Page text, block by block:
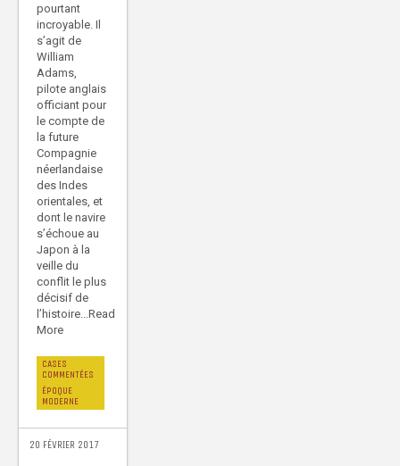
pourtant
incroyable. Il
s’agit de
William
Adams,
pilote anglais
officiant pour
le compte de
la future
Compagnie
néerlandaise
des Indes
orientales, et
dont le navire
s’échoue au
Japon à la
veille du
conflit le plus
décisif de
l’histoire...Read
More
CASES
COMMENTÉES
ÉPOQUE
MODERNE
20 FÉVRIER 2017